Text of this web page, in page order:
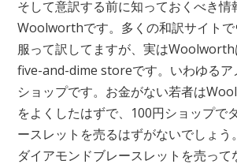
そして意訳する前に知っておくべき情
Woolworthです。多くの和訳サイト
服って訳してますが、実は
five-and-dime storeです。いわゆるア
ショップです。お金がない若者は
をよくしたはずで、100円ショップで
ースレットを売るはずがないでしょ
ダイアモンドブレースレットを売って